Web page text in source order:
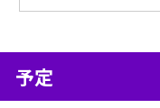
予定